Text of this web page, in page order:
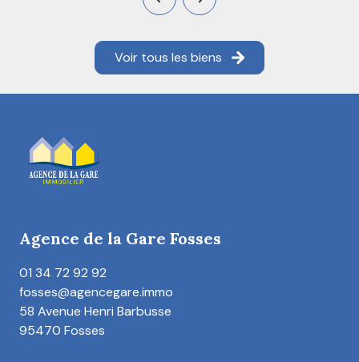
Voir tous les biens
Agence de la Gare Fosses
01 34 72 92 92
fosses@agencegare.immo
58 Avenue Henri Barbusse
95470 Fosses